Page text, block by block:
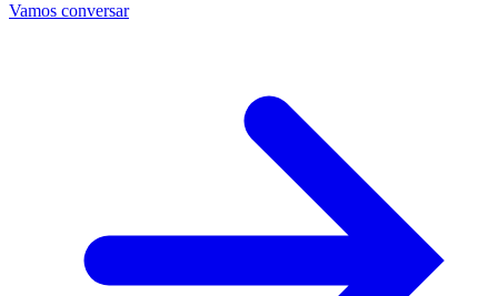
Vamos conversar